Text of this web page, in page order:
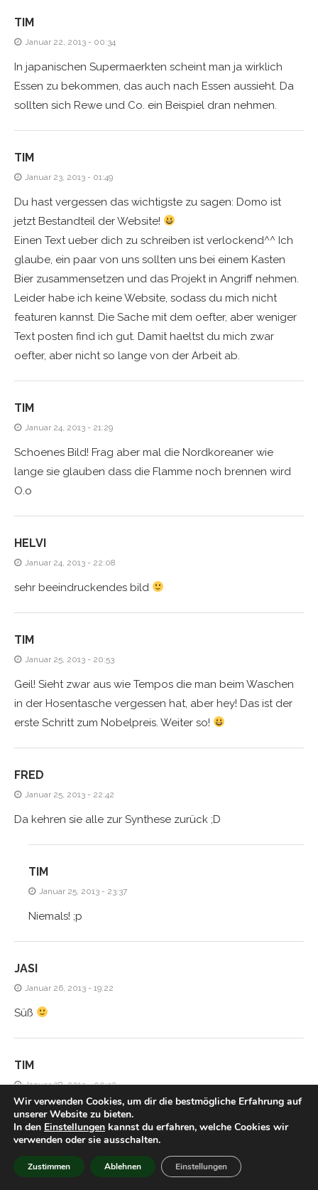
TIM
Januar 22, 2013 - 00:34
In japanischen Supermaerkten scheint man ja wirklich
Essen zu bekommen, das auch nach Essen aussieht. Da
sollten sich Rewe und Co. ein Beispiel dran nehmen.
TIM
Januar 23, 2013 - 01:49
Du hast vergessen das wichtigste zu sagen: Domo ist
jetzt Bestandteil der Website!
Einen Text ueber dich zu schreiben ist verlockend^^ Ich
glaube, ein paar von uns sollten uns bei einem Kasten
Bier zusammensetzen und das Projekt in Angriff nehmen.
Leider habe ich keine Website, sodass du mich nicht
featuren kannst. Die Sache mit dem oefter, aber weniger
Text posten find ich gut. Damit haeltst du mich zwar
oefter, aber nicht so lange von der Arbeit ab.
TIM
Januar 24, 2013 - 21:29
Schoenes Bild! Frag aber mal die Nordkoreaner wie
lange sie glauben dass die Flamme noch brennen wird
O.o
HELVI
Januar 24, 2013 - 22:08
sehr beeindruckendes bild
TIM
Januar 25, 2013 - 20:53
Geil! Sieht zwar aus wie Tempos die man beim Waschen
in der Hosentasche vergessen hat, aber hey! Das ist der
erste Schritt zum Nobelpreis. Weiter so!
FRED
Januar 25, 2013 - 22:42
Da kehren sie alle zur Synthese zurück ;D
TIM
Januar 25, 2013 - 23:37
Niemals! ;p
JASI
Januar 26, 2013 - 19:22
Süß
TIM
Januar 28, 2013 - 00:32
Hmm aber gegen ein gutes Licher kommt das doch nicht
an, oder?
HIACYNTA
Wir verwenden Cookies, um dir die bestmögliche Erfahrung auf
unserer Website zu bieten.
In den Einstellungen kannst du erfahren, welche Cookies wir
verwenden oder sie ausschalten.
Zustimmen Ablehnen Einstellungen